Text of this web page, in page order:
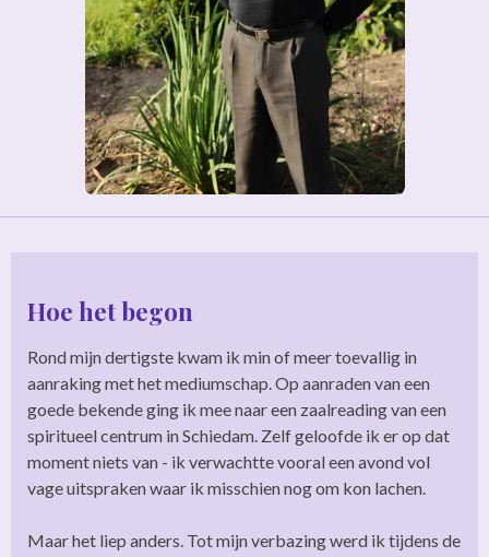
Hoe het begon
Rond mijn dertigste kwam ik min of meer toevallig in
aanraking met het mediumschap. Op aanraden van een
goede bekende ging ik mee naar een zaalreading van een
spiritueel centrum in Schiedam. Zelf geloofde ik er op dat
moment niets van - ik verwachtte vooral een avond vol
vage uitspraken waar ik misschien nog om kon lachen.
Maar het liep anders. Tot mijn verbazing werd ik tijdens de